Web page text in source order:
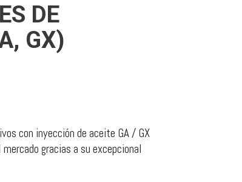
DE
GX)
con inyección de aceite GA / GX
gracias a su excepcional